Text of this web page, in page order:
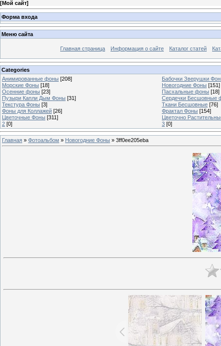
[Мой сайт]
Форма входа
Меню сайта
Главная страница Информация о сайте Каталог статей
Categories
Анимированные фоны [208]
Бабочки Зверушки
Морские Фоны [18] Новогодние Фоны [151]
Осенние фоны [23] Пасхальные фоны [18]
Пузыри Капли Дым Фоны [31]
Сердечки Бесшовные
Текстура Фоны [3] Ткани Бесшовные [76]
Фоны для Коллажей [26] Фрактал Фоны [154]
Цветочные Фоны [311]
Цветочно
2 [0] 3 [0]
Главная » Фотоальбом » Новогодние Фоны » 3ff0ee205eba